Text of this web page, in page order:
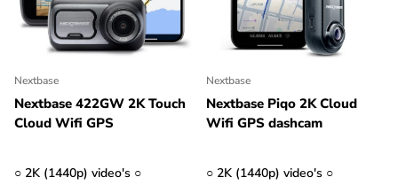
Nextbase
Nextbase 422GW 2K Touch
Cloud Wifi GPS
○ 2K (1440p) video's ○
Nextbase
Nextbase Piqo 2K Cloud
Wifi GPS dashcam
○ 2K (1440p) video's ○